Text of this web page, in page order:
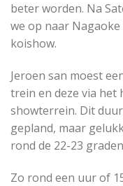
beter worden. Na
we op naar
koishow.
Jeroen san moest
trein en deze via het
showterrein. Dit
gepland, maar
rond de 22-23
Zo rond een uur of